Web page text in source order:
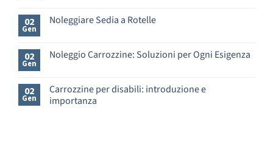
a
–
prima
di
prenotare
commento
su
a
Roma
–
9
strutture
02
Gen
Noleggiare Sedia a Rotelle
su
Noleggiare
Rotelle
02
Gen
Noleggio Carrozzine: Soluzioni per Ogni Esigenza
su
Noleggio
Carrozzine:
02
Gen
Carrozzine per disabili: introduzione e
importanza